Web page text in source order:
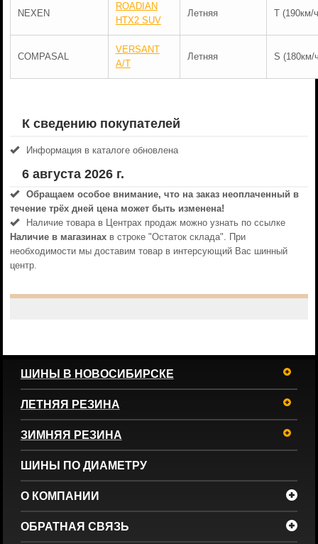
NEXEN
ROADIAN
HTX2 SUV
Летняя T (190км/
COMPASAL
VERSANT
A/T
Летняя S (180км/
К сведению покупателей
Информация в каталоге обновлена
6 августа 2026 г.
Обращаем особое внимание, что на заказ неоплаченный в
течениe трёх дней цена может быть изменена!
Наличие товара в Центрах продаж можно узнать по ссылке
Наличие в магазинахв строке "Остаток склада". При
необходимости мы доставим товар в интерсующий Вас шинный
центр.
ШИНЫ В НОВОСИБИРСКЕ
ЛЕТНЯЯ РЕЗИНА
ЗИМНЯЯ РЕЗИНА
ШИНЫ ПО ДИАМЕТРУ
О КОМПАНИИ
ОБРАТНАЯ СВЯЗЬ